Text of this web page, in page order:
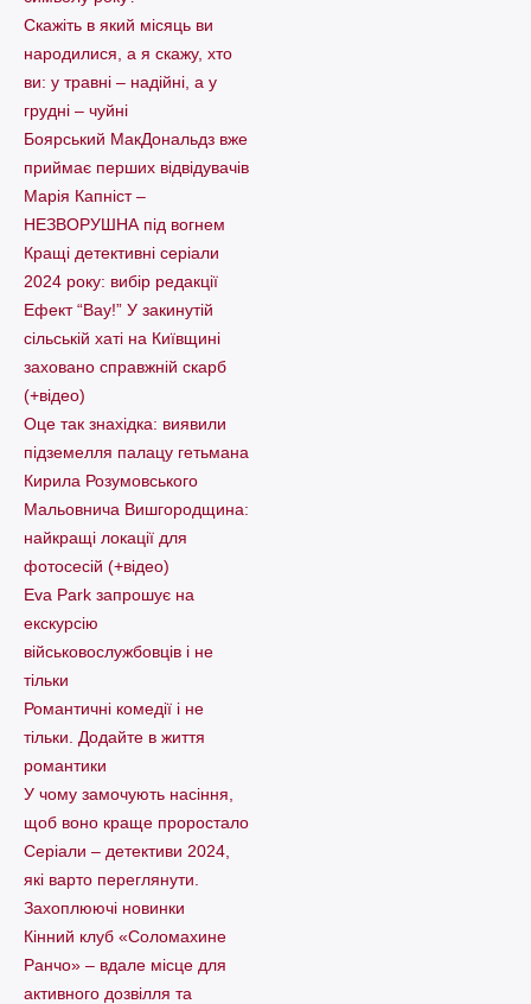
Скажіть в який місяць ви
народилися, а я скажу, хто
ви: у травні – надійні, а у
грудні – чуйні
Боярський МакДональдз вже
приймає перших відвідувачів
Марія Капніст –
НЕЗВОРУШНА під вогнем
Кращі детективні серіали
2024 року: вибір редакції
Ефект “Вау!” У закинутій
сільській хаті на Київщині
заховано справжній скарб
(+відео)
Оце так знахідка: виявили
підземелля палацу гетьмана
Кирила Розумовського
Мальовнича Вишгородщина:
найкращі локації для
фотосесій (+відео)
Eva Park запрошує на
екскурсію
військовослужбовців і не
тільки
Романтичні комедії і не
тільки. Додайте в життя
романтики
У чому замочують насіння,
щоб воно краще проростало
Серіали – детективи 2024,
які варто пеpеглянути.
Захоплюючі новинки
Кінний клуб «Соломахине
Ранчо» – вдале місце для
активного дозвілля та